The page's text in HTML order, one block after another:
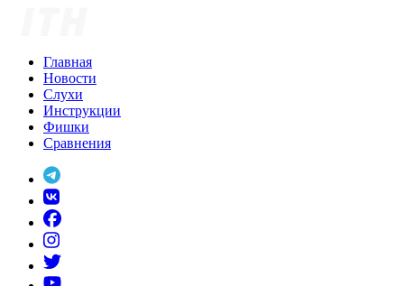
Главная
Новости
Слухи
Инструкции
Фишки
Сравнения